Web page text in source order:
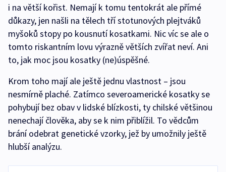
i na větší kořist. Nemají k tomu tentokrát ale přímé
důkazy, jen našli na tělech tří stotunových plejtváků
myšoků stopy po kousnutí kosatkami. Nic víc se ale o
tomto riskantním lovu výrazně větších zvířat neví. Ani
to, jak moc jsou kosatky (ne)úspěšné.
Krom toho mají ale ještě jednu vlastnost – jsou
nesmírně plaché. Zatímco severoamerické kosatky se
pohybují bez obav v lidské blízkosti, ty chilské většinou
nenechají člověka, aby se k nim přiblížil. To vědcům
brání odebrat genetické vzorky, jež by umožnily ještě
hlubší analýzu.